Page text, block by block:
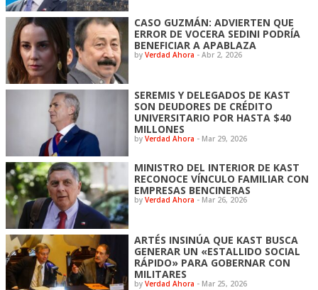
CASO GUZMÁN: ADVIERTEN QUE
ERROR DE VOCERA SEDINI PODRÍA
BENEFICIAR A APABLAZA
byVerdad Ahora - Abr 2, 2026
SEREMIS Y DELEGADOS DE KAST
SON DEUDORES DE CRÉDITO
UNIVERSITARIO POR HASTA $40
MILLONES
byVerdad Ahora - Mar 29, 2026
MINISTRO DEL INTERIOR DE KAST
RECONOCE VÍNCULO FAMILIAR CON
EMPRESAS BENCINERAS
byVerdad Ahora - Mar 26, 2026
ARTÉS INSINÚA QUE KAST BUSCA
GENERAR UN «ESTALLIDO SOCIAL
RÁPIDO» PARA GOBERNAR CON
MILITARES
byVerdad Ahora - Mar 25, 2026